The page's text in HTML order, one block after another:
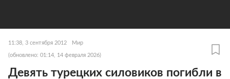
11:38, 3 сентября 2012 Мир
(обновлено: 01:14, 14 февраля 2026)
Девять турецких силовиков погибли в